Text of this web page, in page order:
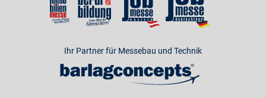
Ihr Partner für Messebau und Technik